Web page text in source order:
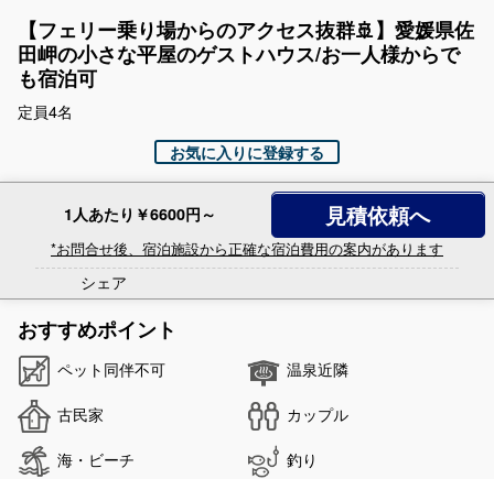
【フェリー乗り場からのアクセス抜群🚢】愛媛県佐
田岬の小さな平屋のゲストハウス/お一人様からで
も宿泊可
定員4名
お気に入りに登録する
おすすめポイント
ペット同伴不可
温泉近隣
古民家
カップル
海・ビーチ
釣り
1人あたり￥6600円～
*お問合せ後、宿泊施設から正確な宿泊費用の案内があります
見積依頼へ
シェア